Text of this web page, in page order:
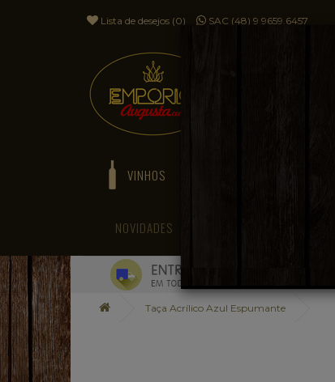
Lista de desejos (0) SAC (48) 9 9659.6457
VINHOS
NOVIDADES
Taça Acrílico Azul Espumante